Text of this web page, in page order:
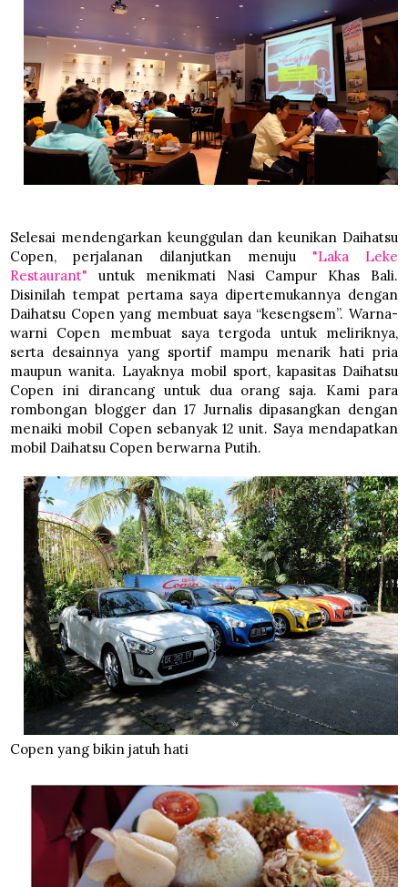
Selesai mendengarkan keunggulan dan keunikan Daihatsu
Copen, perjalanan dilanjutkan menuju "Laka Leke
Restaurant"
untuk menikmati Nasi Campur Khas Bali.
Disinilah tempat pertama saya dipertemukannya dengan
Daihatsu Copen yang membuat saya “kesengsem”. Warna-
warni Copen membuat saya tergoda untuk meliriknya,
serta desainnya yang sportif mampu menarik hati pria
maupun wanita. Layaknya mobil sport, kapasitas Daihatsu
Copen ini dirancang untuk dua orang saja. Kami para
rombongan blogger dan 17 Jurnalis dipasangkan dengan
menaiki mobil Copen sebanyak 12 unit. Saya mendapatkan
mobil Daihatsu Copen berwarna Putih.
Copen yang bikin jatuh hati